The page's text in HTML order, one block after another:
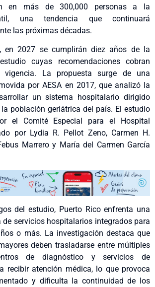
en más de 300,000 personas a la
una tendencia que continuará
las próximas décadas.
en 2027 se cumplirán diez años de la
cuyas recomendaciones cobran
La propuesta surge de una
por AESA en 2017, que analizó la
un sistema hospitalario dirigido
población geriátrica del país. El estudio
el Comité Especial para el Hospital
por Lydia R. Pellot Zeno, Carmen H.
Marrero y María del Carmen García
del estudio, Puerto Rico enfrenta una
de servicios hospitalarios integrados para
o más. La investigación destaca que
deben trasladarse entre múltiples
de diagnóstico y servicios de
recibir atención médica, lo que provoca
y dificulta la continuidad de los